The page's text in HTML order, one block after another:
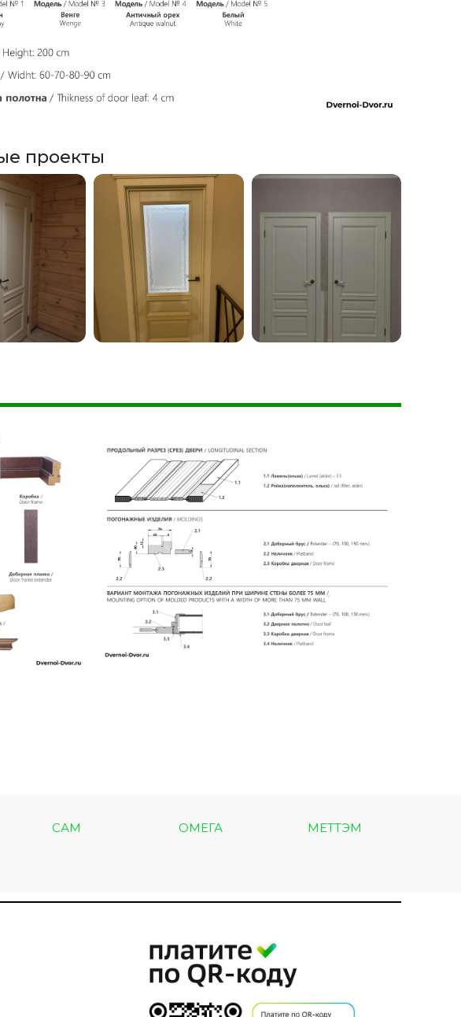
проекты
САМ ОМЕГА МЕТТЭМ